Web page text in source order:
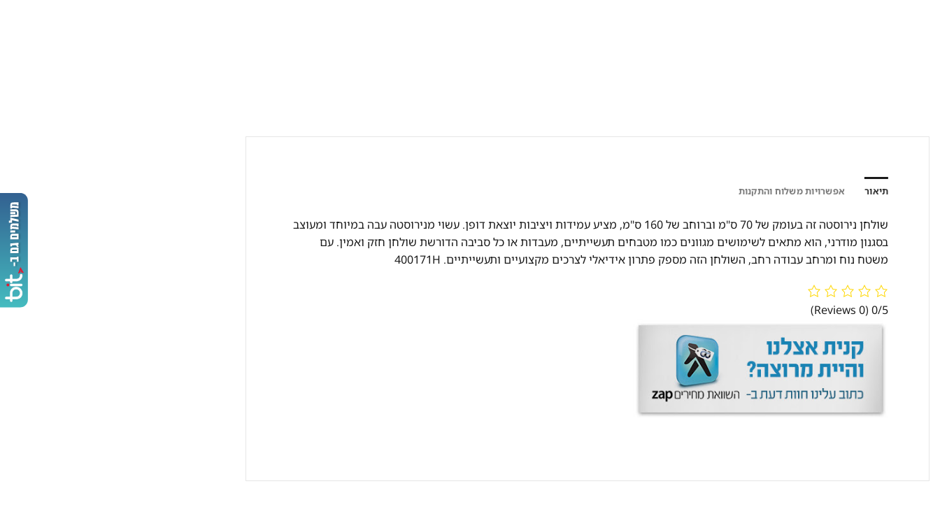
תיאור אפשרויות משלוח והתקנות
שולחן נירוסטה זה בעומק של 70 ס"מ וברוחב של 160 ס"מ, מציע עמידות ויציבות יוצאת דופן. עשוי מנירוסטה עבה במיוחד ומעוצב
בסגנון מודרני, הוא מתאים לשימושים מגוונים כמו מטבחים תעשייתיים, מעבדות או כל סביבה הדורשת שולחן חזק ואמין. עם
משטח נוח ומרחב עבודה רחב, השולחן הזה מספק פתרון אידיאלי לצרכים מקצועיים ותעשייתיים. 400171H
0/5
(0 Reviews)